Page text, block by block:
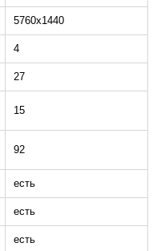
5760x1440
4
27
15
92
есть
есть
есть